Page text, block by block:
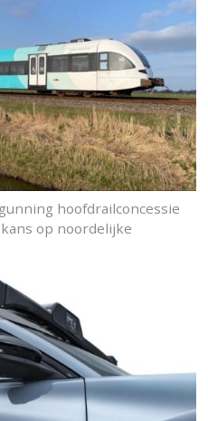
hoofdrailconcessie
op noordelijke